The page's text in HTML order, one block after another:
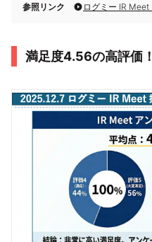
参照リンク
満足度4.56の高評価